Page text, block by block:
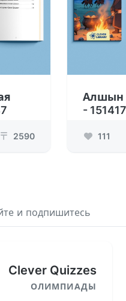
₸ 2590
Алшын
-
111
и подпишитесь
Clever Quizzes
ОЛИМПИАДЫ